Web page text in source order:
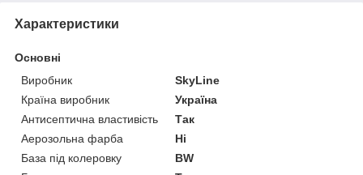
Характеристики
Основні
Виробник
SkyLine
Країна виробник
Україна
Антисептична властивість
Так
Аерозольна фарба
Ні
База під колеровку
BW